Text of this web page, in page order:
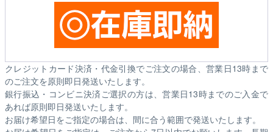
クレジットカード決済・代金引換でご注文の場合、営業日13時まで
のご注文を原則即日発送いたします。
銀行振込・コンビニ決済ご選択の方は、営業日13時までのご入金で
あれば原則即日発送いたします。
お届け希望日をご指定の場合は、間に合う範囲で発送いたします。